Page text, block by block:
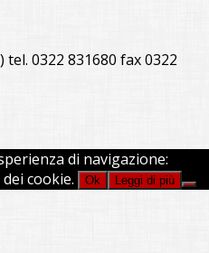
0322 831680 fax 0322
di navigazione:
cookie.
Ok Leggi di più